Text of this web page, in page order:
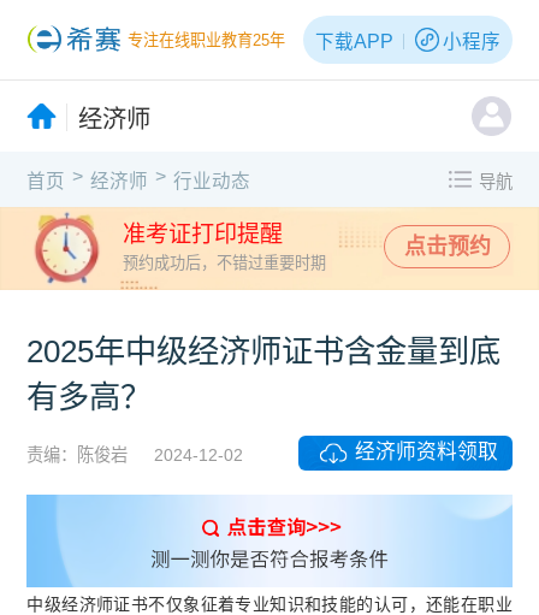
专注在线职业教育25年 下载APP 小程序
经济师
首页 > 经济师 > 行业动态 导航
准考证打印提醒
预约成功后，不错过重要时期
点击预约
2025年中级经济师证书含金量到底
有多高？
责编：陈俊岩 2024-12-02 经济师资料领取
中级经济师证书不仅象征着专业知识和技能的认可，还能在职业